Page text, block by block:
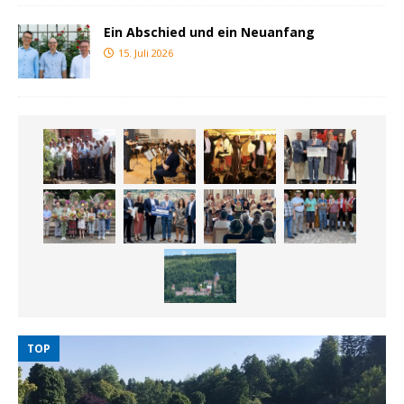
Ein Abschied und ein Neuanfang
15. Juli 2026
TOP